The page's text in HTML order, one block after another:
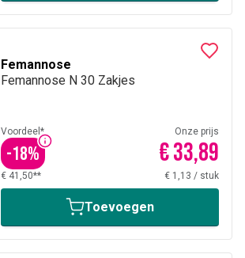
Femannose
Femannose N 30 Zakjes
Voordeel*
-18%
Onze prijs
€ 33,89
€ 41,50** € 1,13 / stuk
Toevoegen